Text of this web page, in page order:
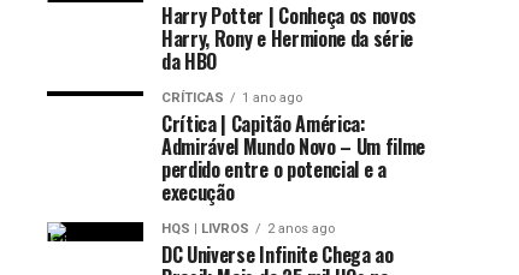
Harry Potter | Conheça os novos
Harry, Rony e Hermione da série
da HBO
CRÍTICAS 1 ano ago
Crítica | Capitão América:
Admirável Mundo Novo – Um filme
perdido entre o potencial e a
execução
HQS | LIVROS 2 anos ago
DC Universe Infinite Chega ao